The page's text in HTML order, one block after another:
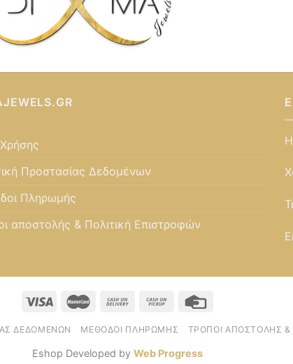
Προστασίας Δεδομένων
Πληρωμής
αποστολής & Πολιτική Επιστροφών
ΔΕΔΟΜΈΝΩΝ ΜΈΘΟΔΟΙ ΠΛΗΡΩΜΉΣ ΤΡΌΠΟΙ ΑΠΟΣΤΟΛΉΣ &
Eshop Developed by Web Progress